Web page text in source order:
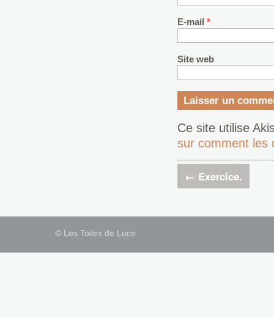
E-mail *
Site web
Ce site utilise
sur comment les
← Exercice.
© Les Toiles de Luce